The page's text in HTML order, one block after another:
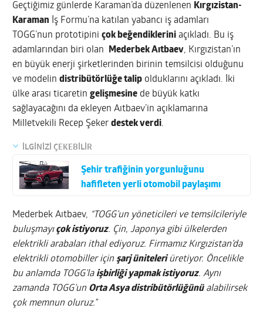
Geçtiğimiz günlerde Karaman’da düzenlenen Kırgızistan-
Karaman İş Formu’na katılan yabancı iş adamları
TOGG’nun prototipiniçok beğendiklerini açıkladı. Bu iş
adamlarından biri olan
Mederbek Aıtbaev, Kırgızistan’ın
en büyük enerji şirketlerinden birinin temsilcisi olduğunu
ve modelindistribütörlüğe talip olduklarını açıkladı. İki
ülke arası ticaretingelişmesine de büyük katkı
sağlayacağını da ekleyen Aıtbaev’in açıklamarına
Milletvekili Recep Şekerdestek verdi.
İLGİNİZİ ÇEKEBİLİR
Şehir trafiğinin yorgunluğunu
hafifleten yerli otomobil paylaşımı
Mederbek Aıtbaev, “TOGG’un yöneticileri ve temsilcileriyle
buluşmayıçok istiyoruz. Çin, Japonya gibi ülkelerden
elektrikli arabaları ithal ediyoruz. Firmamız Kırgızistan’da
elektrikli otomobiller içinşarj üniteleriüretiyor. Öncelikle
bu anlamda TOGG’la işbirliği yapmak istiyoruz. Aynı
zamanda TOGG’un Orta Asya distribütörlüğünüalabilirsek
çok memnun oluruz.”